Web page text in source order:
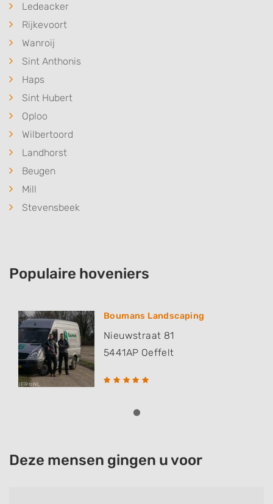
Ledeacker
Rijkevoort
Wanroij
Sint Anthonis
Haps
Sint Hubert
Oploo
Wilbertoord
Landhorst
Beugen
Mill
Stevensbeek
Populaire hoveniers
Boumans Landscaping
Nieuwstraat 81
5441AP Oeffelt
Deze mensen gingen u voor